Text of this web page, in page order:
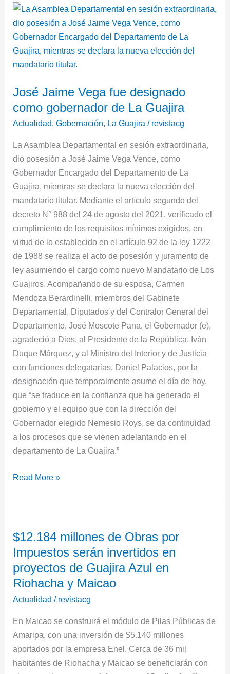
José Jaime Vega fue designado
como gobernador de La Guajira
Actualidad,Gobernación, La Guajira / revistacg
La Asamblea Departamental en sesión extraordinaria,
dio posesión a José Jaime Vega Vence, como
Gobernador Encargado del Departamento de La
Guajira, mientras se declara la nueva elección del
mandatario titular. Mediante el artículo segundo del
decreto N° 988 del 24 de agosto del 2021, verificado el
cumplimiento de los requisitos mínimos exigidos, en
virtud de lo establecido en el artículo 92 de la ley 1222
de 1988 se realiza el acto de posesión y juramento de
ley asumiendo el cargo como nuevo Mandatario de Los
Guajiros. Acompañando de su esposa, Carmen
Mendoza Berardinelli, miembros del Gabinete
Departamental, Diputados y del Contralor General del
Departamento, José Moscote Pana, el Gobernador (e),
agradeció a Dios, al Presidente de la República, Iván
Duque Márquez, y al Ministro del Interior y de Justicia
con funciones delegatarias, Daniel Palacios, por la
designación que temporalmente asume el día de hoy,
que “se traduce en la confianza que ha generado el
gobierno y el equipo que con la dirección del
Gobernador elegido Nemesio Roys, se da continuidad
a los procesos que se vienen adelantando en el
departamento de La Guajira.”
José
Jaime
Vega
fue
designado
gobernador
de
La
Read More »
$12.184 millones de Obras por
Impuestos serán invertidos en
proyectos de Guajira Azul en
Riohacha y Maicao
Actualidad / revistacg
En Maicao se construirá el módulo de Pilas Públicas de
Amaripa, con una inversión de $5.140 millones
aportados por la empresa Enel. Cerca de 36 mil
habitantes de Riohacha y Maicao se beneficiarán con
millones
de
Obras
por
invertidos
en
proyectos
de